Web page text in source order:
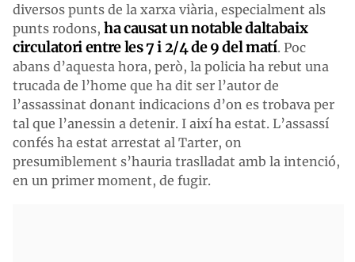
diversos punts de la xarxa viària, especialment als
punts rodons, ha causat un notable daltabaix
circulatori entre les 7 i 2/4 de 9 del matí. Poc
abans d’aquesta hora, però, la policia ha rebut una
trucada de l’home que ha dit ser l’autor de
l’assassinat donant indicacions d’on es trobava per
tal que l’anessin a detenir. I així ha estat. L’assassí
confés ha estat arrestat al Tarter, on
presumiblement s’hauria traslladat amb la intenció,
en un primer moment, de fugir.